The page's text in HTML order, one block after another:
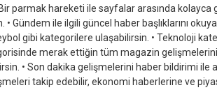
parmak hareketi ile sayfalar arasında
•⁠ ⁠Gündem ile ilgili güncel haber başlıklarını
gibi kategorilere ulaşabilirsin. •⁠ ⁠Teknoloji
merak ettiğin tüm magazin
•⁠ ⁠Son dakika gelişmelerini haber bildirimi ile
takip edebilir, ekonomi haberlerine ve